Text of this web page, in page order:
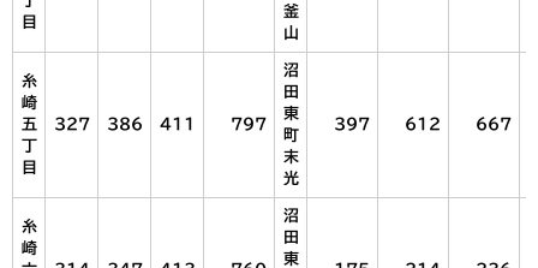
目
釜
山
糸
崎
五
目
327 386 411 797
沼
田
東
町
末
光
397 612 667
糸
崎
沼
田
東